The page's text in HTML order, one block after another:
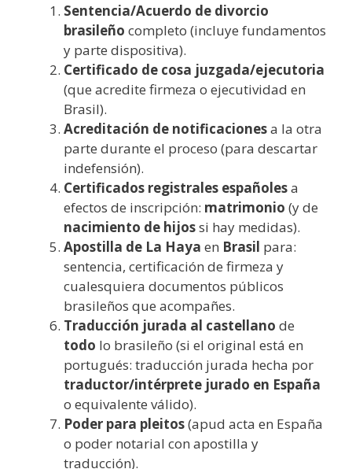
Sentencia/Acuerdo de divorcio
brasileño completo (incluye fundamentos
y parte dispositiva).
Certificado de cosa juzgada/ejecutoria
(que acredite firmeza o ejecutividad en
Brasil).
Acreditación de notificacionesa la otra
parte durante el proceso (para descartar
indefensión).
Certificados registrales españolesa
efectos de inscripción: matrimonio (y de
nacimiento de hijossi hay medidas).
Apostilla de La Haya en Brasil para:
sentencia, certificación de firmeza y
cualesquiera documentos públicos
brasileños que acompañes.
Traducción jurada al castellano de
todo lo brasileño (si el original está en
portugués: traducción jurada hecha por
traductor/intérprete jurado en España
o equivalente válido).
Poder para pleitos(apud acta en España
o poder notarial con apostilla y
traducción).